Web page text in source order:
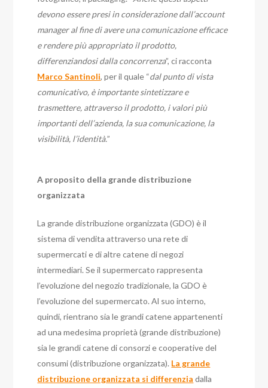
devono essere presi in considerazione dall’account
manager al fine di avere una comunicazione efficace
e rendere più appropriato il prodotto,
differenziandosi dalla concorrenza”, ci racconta
Marco Santinoli, per il quale “dal punto di vista
comunicativo, è importante sintetizzare e
trasmettere, attraverso il prodotto, i valori più
importanti dell’azienda, la sua comunicazione, la
visibilità, l’identità.”
A proposito della grande distribuzione
organizzata
La grande distribuzione organizzata (GDO) è il
sistema di vendita attraverso una rete di
supermercati e di altre catene di negozi
intermediari. Se il supermercato rappresenta
l’evoluzione del negozio tradizionale, la GDO è
l’evoluzione del supermercato. Al suo interno,
quindi, rientrano sia le grandi catene appartenenti
ad una medesima proprietà (grande distribuzione)
sia le grandi catene di consorzi e cooperative del
consumi (distribuzione organizzata). La grande
distribuzione organizzata si differenzia dalla